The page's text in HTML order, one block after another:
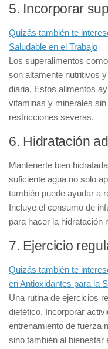
5. Incorporar
Quizás también te
Saludable en el Trabajo
Los superalimentos
son altamente nutritivos
diaria. Estos alimentos
vitaminas y minerales
restricciones severas.
6. Hidratación
Mantenerte bien
suficiente agua no solo
también puede ayudar a
Incluye el consumo de
para hacer la hidratación
7. Ejercicio
Quizás también te
en Antioxidantes para la
Una rutina de ejercicios
dietético. Incorporar
entrenamiento de fuerza
sino también al bienestar